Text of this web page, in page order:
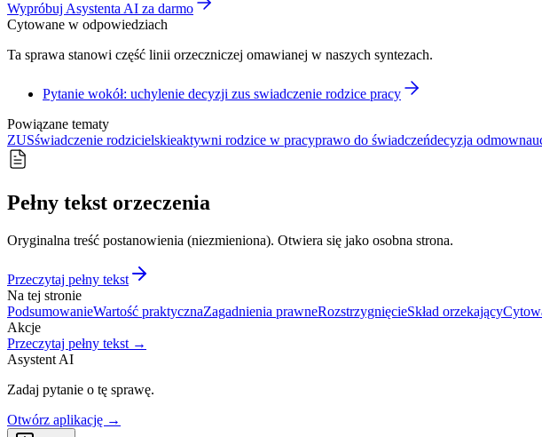
Wypróbuj Asystenta AI za darmo
Cytowane w odpowiedziach
Ta sprawa stanowi część linii orzeczniczej omawianej w naszych syntezach.
Pytanie wokół: uchylenie decyzji zus swiadczenie rodzice pracy
Powiązane tematy
ZUSświadczenie rodzicielskieaktywni rodzice w pracyprawo do świadczeńdecyzja odmowna
Pełny tekst orzeczenia
Oryginalna treść postanowienia (niezmieniona). Otwiera się jako osobna strona.
Przeczytaj pełny tekst
Na tej stronie
PodsumowanieWartość praktycznaZagadnienia prawneRozstrzygnięcieSkład orzekający
Akcje
Przeczytaj pełny tekst →
Asystent AI
Zadaj pytanie o tę sprawę.
Otwórz aplikację →